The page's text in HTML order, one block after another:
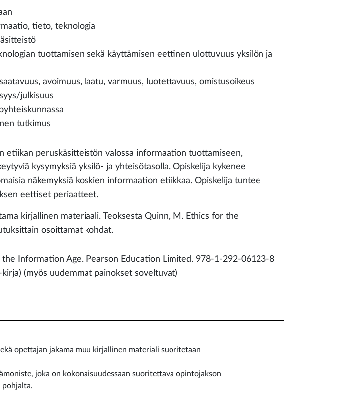
tieto, teknologia
tuottamisen sekä käyttämisen eettinen ulottuvuus yksilön ja
avoimuus, laatu, varmuus, luotettavuus, omistusoikeus
julkisuus
tutkimus
etiikan peruskäsitteistön valossa informaation tuottamiseen,
kysymyksiä yksilö- ja yhteisötasolla. Opiskelija kykenee
näkemyksiä koskien informaation etiikkaa. Opiskelija tuntee
eettiset periaatteet.
kirjallinen materiaali. Teoksesta Quinn, M. Ethics for the
osoittamat kohdat.
Information Age. Pearson Education Limited. 978-1-292-06123-8
(myös uudemmat painokset soveltuvat)
opettajan jakama muu kirjallinen materiali suoritetaan
joka on kokonaisuudessaan suoritettava opintojakson
pohjalta.